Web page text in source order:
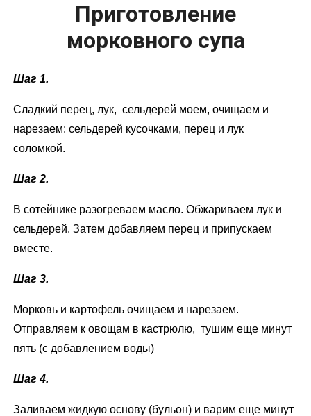
Приготовление
морковного супа
Шаг 1.
Сладкий перец, лук, сельдерей моем, очищаем и
нарезаем: сельдерей кусочками, перец и лук
соломкой.
Шаг 2.
В сотейнике разогреваем масло. Обжариваем лук и
сельдерей. Затем добавляем перец и припускаем
вместе.
Шаг 3.
Морковь и картофель очищаем и нарезаем.
Отправляем к овощам в кастрюлю, тушим еще минут
пять (с добавлением воды)
Шаг 4.
Заливаем жидкую основу (бульон) и варим еще минут